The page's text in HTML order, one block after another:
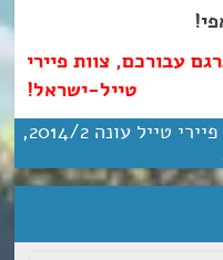
עבורכם, צוות פיירי
טייל-ישראל!
פיירי טייל עונה 2‏/‎2014
,